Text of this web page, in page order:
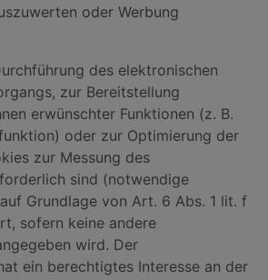
oder Werbung
des elektronischen
zur Bereitstellung
erwünschter Funktionen (z. B.
oder zur Optimierung der
zur Messung des
sind (notwendige
Grundlage von Art. 6 Abs. 1 lit. f
sofern keine andere
wird. Der
ein berechtigtes Interesse an der